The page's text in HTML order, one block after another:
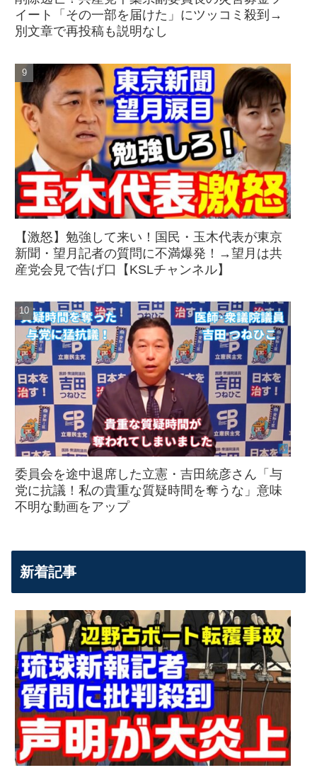
イート「その一部を届けた」にツッコミ殺到→
別文章で再投稿も説明なし
【激怒】勉強して来い！国民・玉木代表が東京
新聞・望月記者の質問に不満爆発！→望月は共
産党会見で告げ口【KSLチャンネル】
委員会を途中退席した立憲・吉田統彦さん「与
党に抗議！私の貴重な質疑時間を奪うな」意味
不明な動画をアップ
新着記事